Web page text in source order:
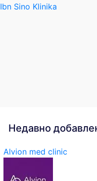
Ibn Sino Klinika
Недавно
Alvion med clinic